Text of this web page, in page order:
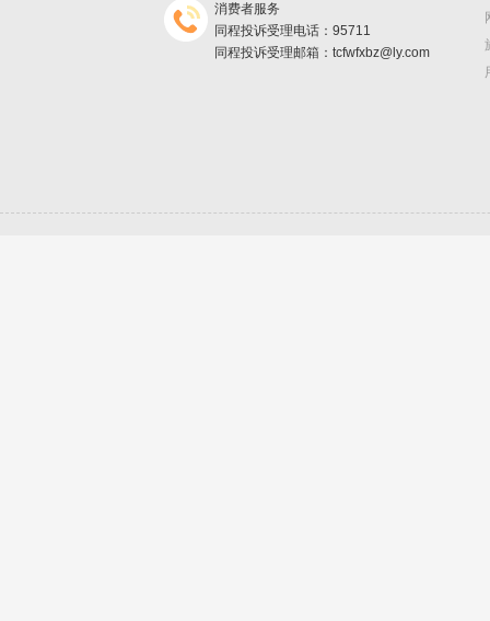
消费者服务
同程投诉受理电话：95711
同程投诉受理邮箱：tcfwfxbz@ly.com